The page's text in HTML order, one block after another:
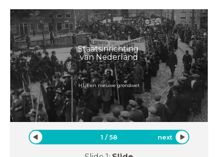
Staatsinrichting
van Nederland
H1. Een nieuwe grondwet
1 /58 next